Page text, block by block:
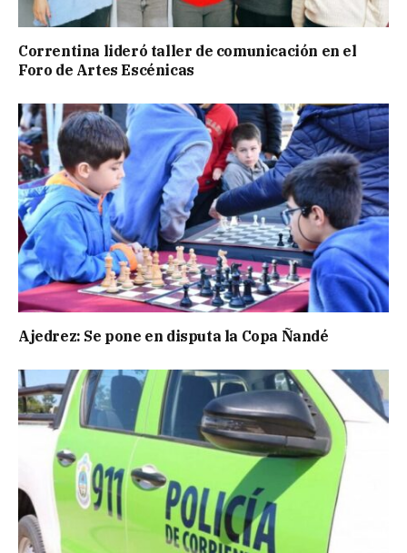
Correntina lideró taller de comunicación en el
Foro de Artes Escénicas
Ajedrez: Se pone en disputa la Copa Ñandé